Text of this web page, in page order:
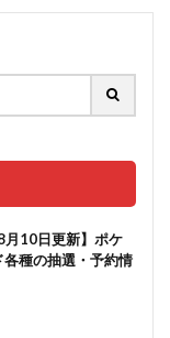
月10日更新】ポケ
各種の抽選・予約情